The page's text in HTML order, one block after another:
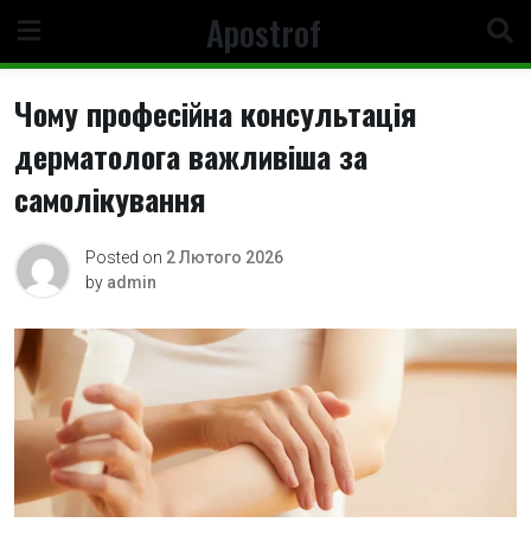
content
Apostrof
Чому професійна консультація
дерматолога важливіша за
самолікування
Posted on 2 Лютого 2026
by admin